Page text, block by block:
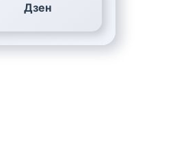
Дзен